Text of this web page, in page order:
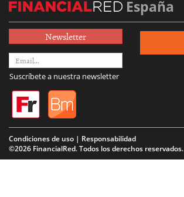
España
Newsletter
Suscríbete a nuestra newsletter
Condiciones de uso | Responsabilidad
©2026 FinancialRed. Todos los derechos reservados.